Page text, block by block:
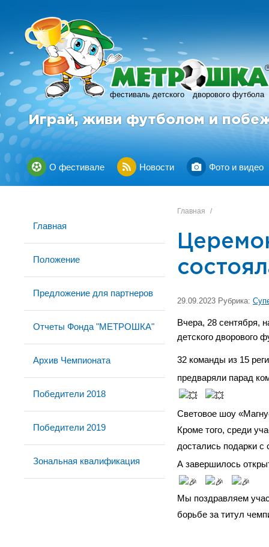
фестиваль детского дворового футбола
R
Играй, живи футболом и
О фестивале Новости Фото и видео
Главная
Положение
Предложение для партнеров
Отчеты Фонда "МЕТРОШКА"
Архив Чемпионата
Победители 2018
Победители 2019
Зональная квалификация
Главная /
29.09.2023 Рубрика:
Вчера, 28 сентября,
детского
32 команды из 15
предваряли парад
Световое шоу
Кроме того, среди
достались подарки с
А завершилось
Мы поздравляем
борьбе за титул